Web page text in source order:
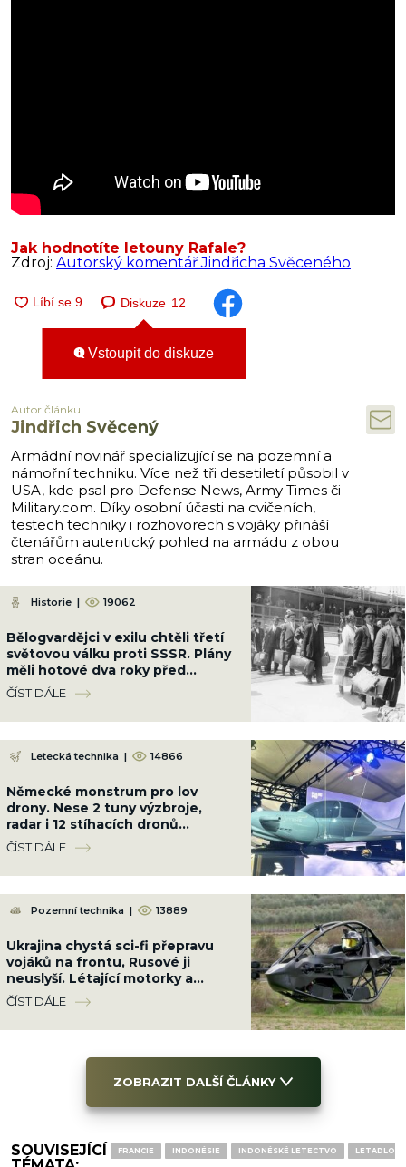
Jak hodnotíte letouny Rafale?
Zdroj: Autorský komentář Jindřicha Svěceného
Diskuze 12
Vstoupit do diskuze
Autor článku
Jindřich Svěcený
Armádní novinář specializující se na pozemní a
námořní techniku. Více než tři desetiletí působil v
USA, kde psal pro Defense News, Army Times či
Military.com. Díky osobní účasti na cvičeních,
testech techniky i rozhovorech s vojáky přináší
čtenářům autentický pohled na armádu z obou
stran oceánu.
Historie | 19062
Bělogvardějci v exilu chtěli třetí
světovou válku proti SSSR. Plány
měli hotové dva roky před
vznikem NATO
ČÍST DÁLE
Letecká technika | 14866
Německé monstrum pro lov
drony. Nese 2 tuny výzbroje,
radar i 12 stíhacích dronů
najednou
ČÍST DÁLE
Pozemní technika | 13889
Ukrajina chystá sci-fi přepravu
vojáků na frontu, Rusové ji
neuslyší. Létající motorky a
„aerobuginy“ jsou za rohem
ČÍST DÁLE
ZOBRAZIT DALŠÍ ČLÁNKY
SOUVISEJÍCÍ
FRANCIE INDONÉSIE INDONÉSKÉ LETECTVO LETADLO